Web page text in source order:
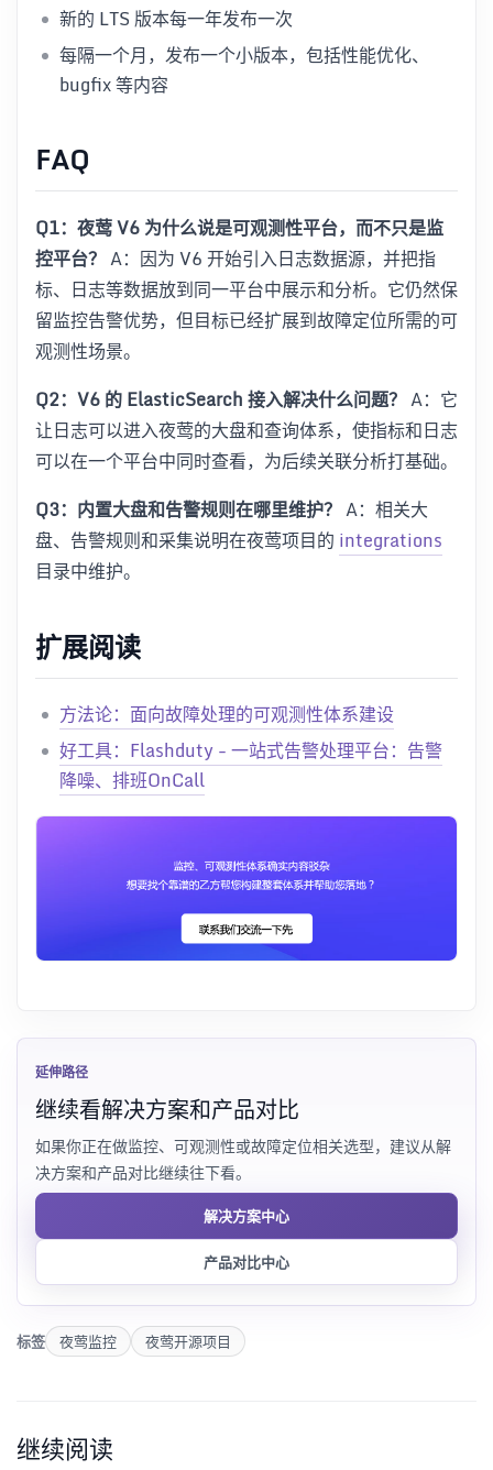
新的 LTS 版本每一年发布一次
每隔一个月，发布一个小版本，包括性能优化、
bugfix 等内容
FAQ
Q1：夜莺 V6 为什么说是可观测性平台，而不只是监
控平台？ A：因为 V6 开始引入日志数据源，并把指
标、日志等数据放到同一平台中展示和分析。它仍然保
留监控告警优势，但目标已经扩展到故障定位所需的可
观测性场景。
Q2：V6 的 ElasticSearch 接入解决什么问题？ A：它
让日志可以进入夜莺的大盘和查询体系，使指标和日志
可以在一个平台中同时查看，为后续关联分析打基础。
Q3：内置大盘和告警规则在哪里维护？ A：相关大
盘、告警规则和采集说明在夜莺项目的 integrations
目录中维护。
扩展阅读
方法论：面向故障处理的可观测性体系建设
好工具：Flashduty - 一站式告警处理平台：告警
降噪、排班OnCall
延伸路径
继续看解决方案和产品对比
如果你正在做监控、可观测性或故障定位相关选型，建议从解
决方案和产品对比继续往下看。
解决方案中心
产品对比中心
标签 夜莺监控 夜莺开源项目
继续阅读